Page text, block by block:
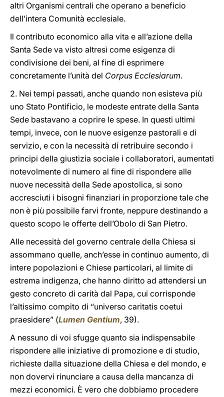
altri Organismi centrali che operano a beneficio
dell’intera Comunità ecclesiale.
Il contributo economico alla vita e all’azione della
Santa Sede va visto altresì come esigenza di
condivisione dei beni, al fine di esprimere
concretamente l’unità del Corpus Ecclesiarum.
2. Nei tempi passati, anche quando non esisteva più
uno Stato Pontificio, le modeste entrate della Santa
Sede bastavano a coprire le spese. In questi ultimi
tempi, invece, con le nuove esigenze pastorali e di
servizio, e con la necessità di retribuire secondo i
principi della giustizia sociale i collaboratori, aumentati
notevolmente di numero al fine di rispondere alle
nuove necessità della Sede apostolica, si sono
accresciuti i bisogni finanziari in proporzione tale che
non è più possibile farvi fronte, neppure destinando a
questo scopo le offerte dell’Obolo di San Pietro.
Alle necessità del governo centrale della Chiesa si
assommano quelle, anch’esse in continuo aumento, di
intere popolazioni e Chiese particolari, al limite di
estrema indigenza, che hanno diritto ad attendersi un
gesto concreto di carità dal Papa, cui corrisponde
l’altissimo compito di “universo caritatis coetui
praesidere” (Lumen Gentium, 39).
A nessuno di voi sfugge quanto sia indispensabile
rispondere alle iniziative di promozione e di studio,
richieste dalla situazione della Chiesa e del mondo, e
non dovervi rinunciare a causa della mancanza di
mezzi economici. È vero che dobbiamo procedere